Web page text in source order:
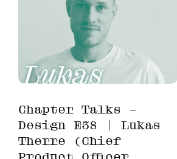
Chapter Talks –
Design E38 | Lukas
Therre (Chief